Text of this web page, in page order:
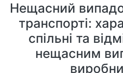
Нещасний
транспорті:
спільні та
нещасним